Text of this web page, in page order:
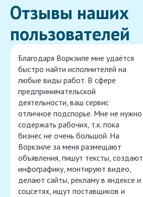
Отзывы наших
пользователей
Благодаря Воркзиле мне удаётся
быстро найти исполнителей на
любые виды работ. В сфере
предпринимательской
деятельности, ваш сервис
отличное подспорье. Мне не нужно
содержать рабочих, т.к. пока
бизнес не очень большой. На
Воркзиле за меня размещают
объявления, пишут тексты, создают
инфографику, монтируют видео,
делают сайты, рекламу в яндексе и
соцсетях, ищут поставщиков и